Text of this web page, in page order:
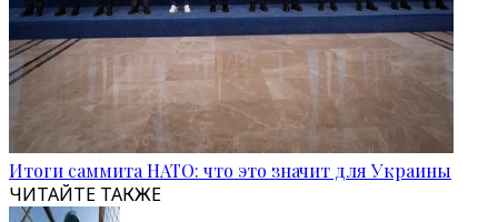
Итоги саммита НАТО: что это значит для Украины
ЧИТАЙТЕ ТАКЖЕ